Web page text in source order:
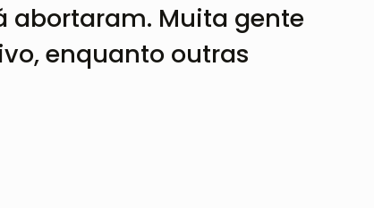
abortaram. Muita gente
enquanto outras